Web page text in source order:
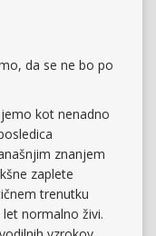
da se ne bo po
kot nenadno
znanjem
zaplete
trenutku
normalno živi.